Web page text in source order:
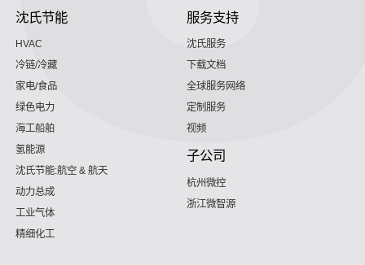
沈氏节能
HVAC
冷链/冷藏
家电/食品
绿色电力
海工船舶
氢能源
沈氏节能:航空 & 航天
动力总成
工业气体
精细化工
服务支持
沈氏服务
下载文档
全球服务网络
定制服务
视频
子公司
杭州微控
浙江微智源